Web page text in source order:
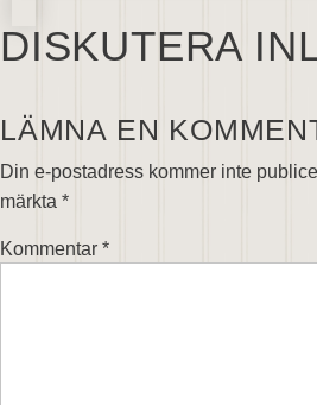
DISKUTERA
LÄMNA EN
Din e-postadress kommer inte
märkta *
Kommentar *